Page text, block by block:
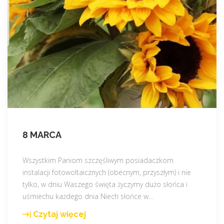
a
n
a
s
z
e
o
b
r
j
u
ż
w
8 MARCA
Wszystkim Paniom szczęśliwym posiadaczkom
instalacji fotowoltaicznych (obecnym, przyszłym) i nie
tylko, w dniu Waszego święta życzymy dużo słońca i
uśmiechu każdego dnia Niech słońce w…
Czytaj więcej